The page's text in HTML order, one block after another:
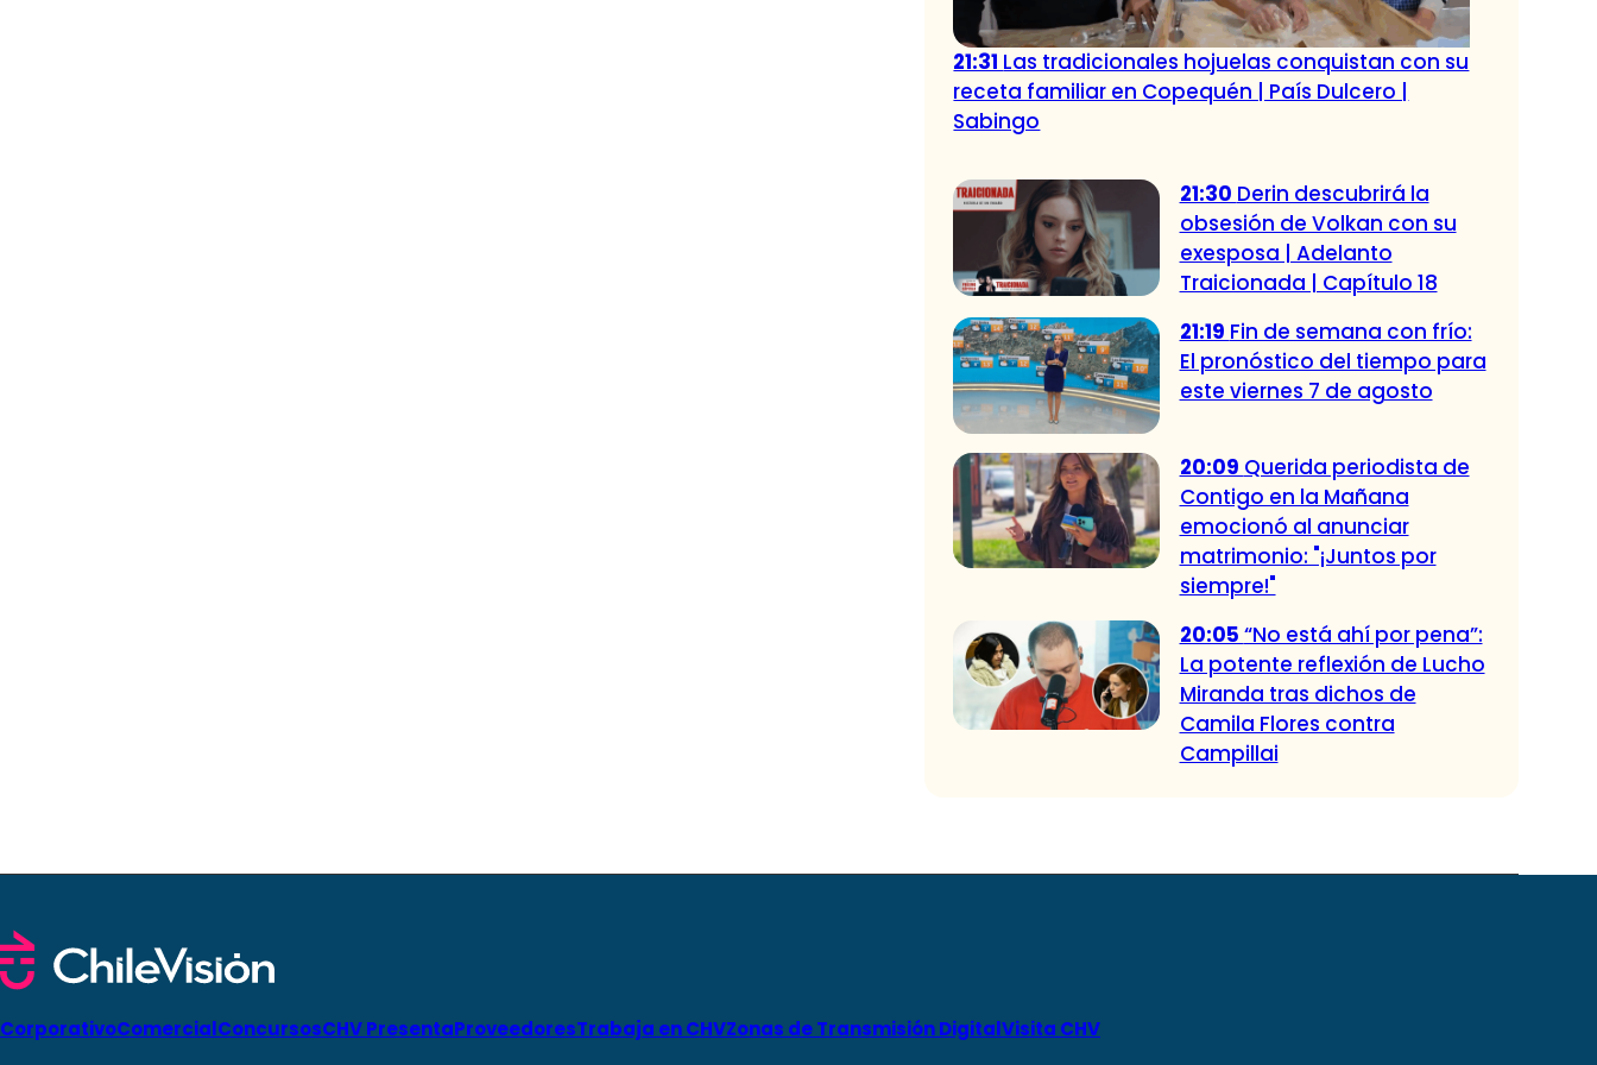
21:31 Las tradicionales hojuelas conquistan con su
receta familiar en Copequén | País Dulcero |
Sabingo
21:30 Derin descubrirá la
obsesión de Volkan con su
exesposa | Adelanto
Traicionada | Capítulo 18
21:19 Fin de semana con frío:
El pronóstico del tiempo para
este viernes 7 de agosto
20:09 Querida periodista de
Contigo en la Mañana
emocionó al anunciar
matrimonio: "¡Juntos por
siempre!"
20:05 “No está ahí por pena”:
La potente reflexión de Lucho
Miranda tras dichos de
Camila Flores contra
Campillai
CorporativoComercialConcursosCHV PresentaProveedoresTrabaja en CHVZonas de Transmisión DigitalVisita CHV